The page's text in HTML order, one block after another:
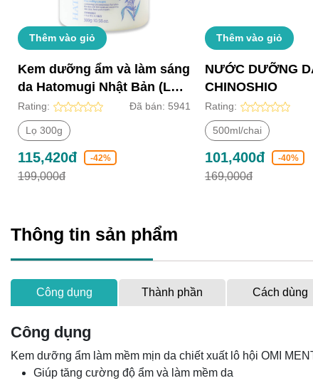
Thêm vào giỏ
Kem dưỡng ẩm và làm sáng
da Hatomugi Nhật Bản (Lọ
300g)
Rating: Đã bán: 5941
Lọ 300g
115,420đ -42%
199,000đ
Thêm vào giỏ
NƯỚC DƯỠNG
CHINOSHIO
Rating:
500ml/chai
101,400đ -40%
169,000đ
Thông tin sản phẩm
Công dụng Thành phần Cách dùng
Công dụng
Kem dưỡng ẩm làm mềm mịn da chiết xuất lô hội OMI
Giúp tăng cường độ ẩm và làm mềm da